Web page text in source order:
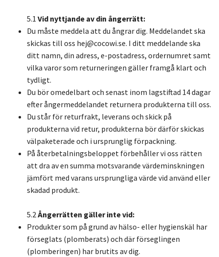
5.1 Vid nyttjande av din ångerrätt:
Du måste meddela att du ångrar dig. Meddelandet ska
skickas till oss hej@cocowi.se. I ditt meddelande ska
ditt namn, din adress, e-postadress, ordernumret samt
vilka varor som returneringen gäller framgå klart och
tydligt.
Du bör omedelbart och senast inom lagstiftad 14 dagar
efter ångermeddelandet returnera produkterna till oss.
Du står för returfrakt, leverans och skick på
produkterna vid retur, produkterna bör därför skickas
välpaketerade och i ursprunglig förpackning.
På återbetalningsbeloppet förbehåller vi oss rätten
att dra av en summa motsvarande värdeminskningen
jämfört med varans ursprungliga värde vid använd eller
skadad produkt.
5.2Ångerrätten gäller inte vid:
Produkter som på grund av hälso- eller hygienskäl har
förseglats (plomberats) och där förseglingen
(plomberingen) har brutits av dig.